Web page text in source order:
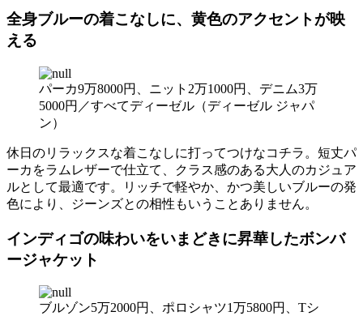
全身ブルーの着こなしに、黄色のアクセントが映
える
パーカ9万8000円、ニット2万1000円、デニム3万
5000円／すべてディーゼル（ディーゼル ジャパ
ン）
休日のリラックスな着こなしに打ってつけなコチラ。短丈パ
ーカをラムレザーで仕立て、クラス感のある大人のカジュア
ルとして最適です。リッチで軽やか、かつ美しいブルーの発
色により、ジーンズとの相性もいうことありません。
インディゴの味わいをいまどきに昇華したボンバ
ージャケット
ブルゾン5万2000円、ポロシャツ1万5800円、Tシ